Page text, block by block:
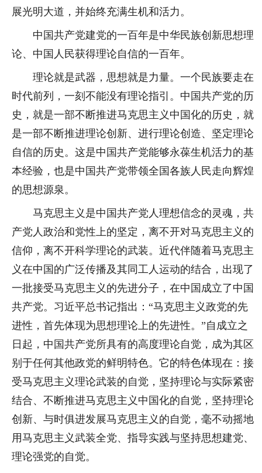
展光明大道，并始终充满生机和活力。
中国共产党建党的一百年是中华民族创新思想理
论、中国人民获得理论自信的一百年。
理论就是武器，思想就是力量。一个民族要走在
时代前列，一刻不能没有理论指引。中国共产党的历
史，就是一部不断推进马克思主义中国化的历史，就
是一部不断推进理论创新、进行理论创造、坚定理论
自信的历史。这是中国共产党能够永葆生机活力的基
本经验，也是中国共产党带领全国各族人民走向辉煌
的思想源泉。
马克思主义是中国共产党人理想信念的灵魂，共
产党人政治和党性上的坚定，离不开对马克思主义的
信仰，离不开科学理论的武装。近代伴随着马克思主
义在中国的广泛传播及其同工人运动的结合，出现了
一批接受马克思主义的先进分子，在中国成立了中国
共产党。习近平总书记指出：“马克思主义政党的先
进性，首先体现为思想理论上的先进性。”自成立之
日起，中国共产党所具有的高度理论自觉，成为其区
别于任何其他政党的鲜明特色。它的特色体现在：接
受马克思主义理论武装的自觉，坚持理论与实际紧密
结合、不断推进马克思主义中国化的自觉，坚持理论
创新、与时俱进发展马克思主义的自觉，毫不动摇地
用马克思主义武装全党、指导实践与坚持思想建党、
理论强党的自觉。